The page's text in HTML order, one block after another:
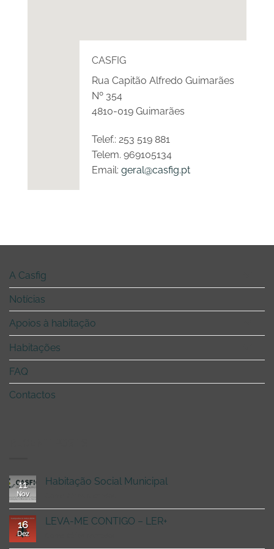
CASFIG
Rua Capitão Alfredo Guimarães
Nº 354
4810-019 Guimarães
Telef.: 253 519 881
Telem. 969105134
Email: geral@casfig.pt
A Casfig
Notícias
Apoios à habitação
Habitações
FAQ
Contactos
11
Nov
Habitação Social Municipal
Social
Municipal
16
Dez
LEVA-ME CONTIGO – LER+